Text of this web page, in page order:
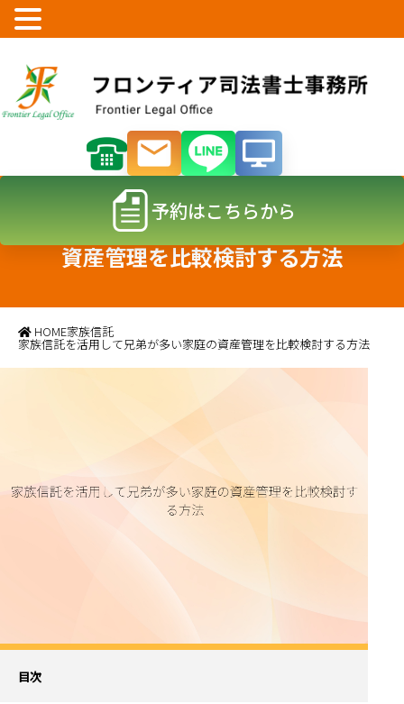
予約はこちらから
家族信託を活用して兄弟が多い家庭の
資産管理を比較検討する方法
HOME家族信託
家族信託を活用して兄弟が多い家庭の資産管理を比較検討する方法
目次